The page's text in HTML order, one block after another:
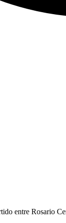
entre Rosario